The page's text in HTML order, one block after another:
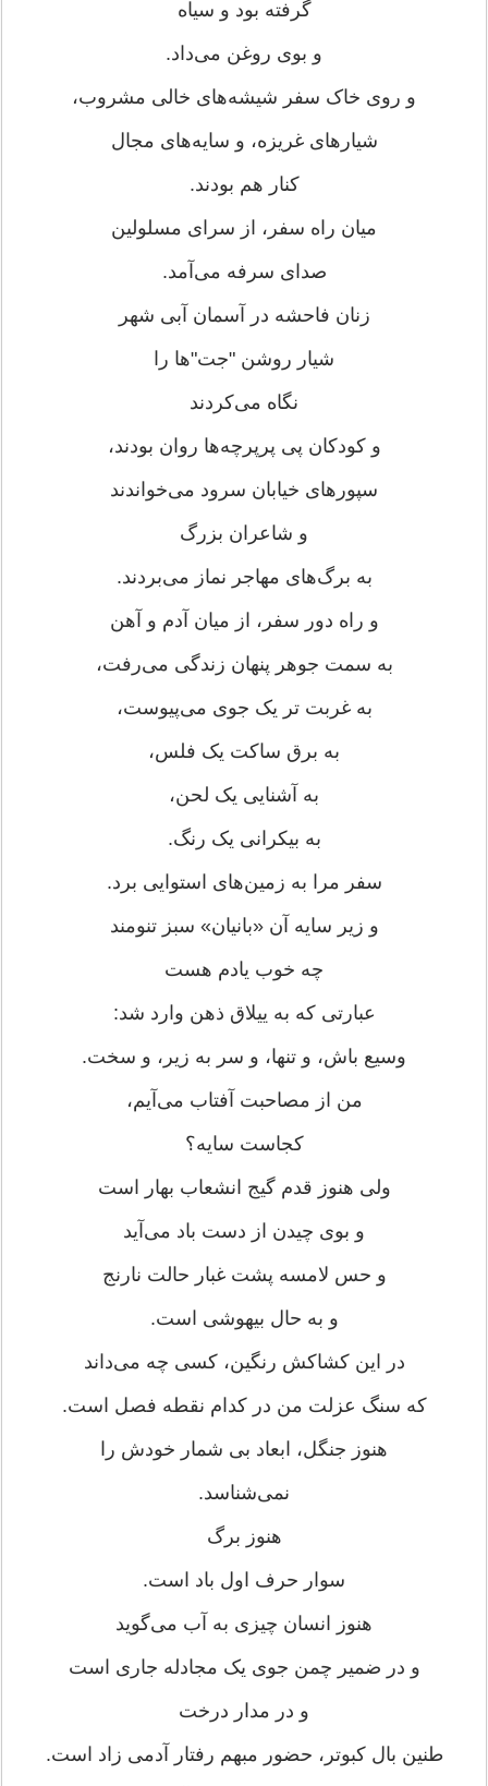
گرفته بود و سیاه
و بوی روغن می‌داد.
و روی خاک سفر شیشه‌های خالی مشروب،
شیارهای غریزه، و سایه‌های مجال
کنار هم بودند.
میان راه سفر، از سرای مسلولین
صدای سرفه می‌آمد.
زنان فاحشه در آسمان آبی شهر
شیار روشن "جت"‌ها را
نگاه می‌کردند
و کودکان پی پرپرچه‌ها روان بودند،
سپورهای خیابان سرود می‌خواندند
و شاعران بزرگ
به برگ‌های مهاجر نماز می‌بردند.
و راه دور سفر، از میان آدم و آهن
به سمت جوهر پنهان زندگی می‌رفت،
به غربت تر یک جوی می‌پیوست،
به برق ساکت یک فلس،
به آشنایی یک لحن،
به بیکرانی یک رنگ.
سفر مرا به زمین‌های استوایی برد.
و زیر سایه آن «بانیان» سبز تنومند
چه خوب یادم هست
عبارتی که به ییلاق ذهن وارد شد:
وسیع باش، و تنها، و سر به زیر، و سخت.
من از مصاحبت آفتاب می‌آیم،
کجاست سایه؟
ولی هنوز قدم گیج انشعاب بهار است
و بوی چیدن از دست باد می‌آید
و حس لامسه پشت غبار حالت نارنج
و به حال بیهوشی است.
در این کشاکش رنگین، کسی چه می‌داند
که سنگ عزلت من در کدام نقطه فصل است.
هنوز جنگل، ابعاد بی شمار خودش را
نمی‌شناسد.
هنوز برگ
سوار حرف اول باد است.
هنوز انسان چیزی به آب می‌گوید
و در ضمیر چمن جوی یک مجادله جاری است
و در مدار درخت
طنین بال کبوتر، حضور مبهم رفتار آدمی زاد است.